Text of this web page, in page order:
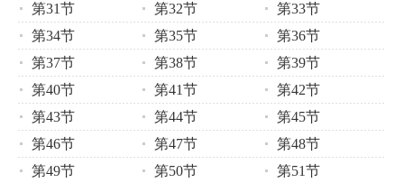
第31节
第32节
第33节
第34节
第35节
第36节
第37节
第38节
第39节
第40节
第41节
第42节
第43节
第44节
第45节
第46节
第47节
第48节
第49节
第50节
第51节